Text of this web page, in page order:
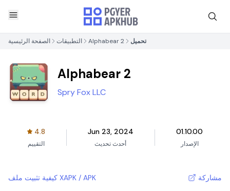
الصفحة الرئيسية التطبيقات Alphabear 2 تحميل
Alphabear 2
Spry Fox LLC
4.8
التقييم
Jun 23, 2024
أحدث تحديث
01.10.00
الإصدار
كيفية تثبيت ملف XAPK / APK مشاركة